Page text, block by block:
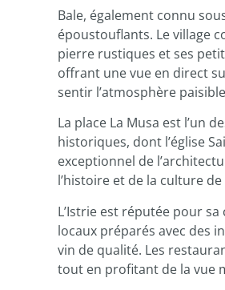
Bale, également connu
époustouflants. Le village
pierre rustiques et ses
offrant une vue en direct
sentir l’atmosphère
La place La Musa est l’un
historiques, dont l’église
exceptionnel de
l’histoire et de la culture
L’Istrie est réputée pour
locaux préparés avec des
vin de qualité. Les
tout en profitant de la vue